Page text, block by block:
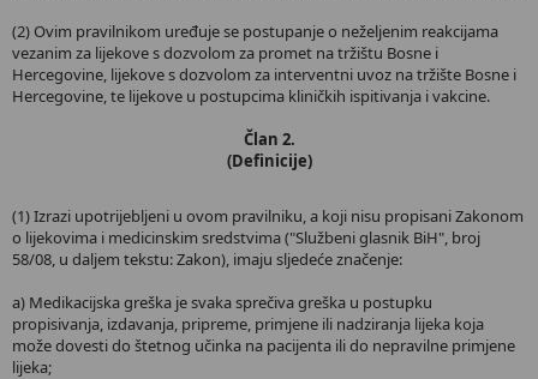
(2) Ovim pravilnikom uređuje se postupanje o neželjenim reakcijama
vezanim za lijekove s dozvolom za promet na tržištu Bosne i
Hercegovine, lijekove s dozvolom za interventni uvoz na tržište Bosne i
Hercegovine, te lijekove u postupcima kliničkih ispitivanja i vakcine.
Član 2.
(Definicije)
(1) Izrazi upotrijebljeni u ovom pravilniku, a koji nisu propisani Zakonom
o lijekovima i medicinskim sredstvima ("Službeni glasnik BiH", broj
58/08, u daljem tekstu: Zakon), imaju sljedeće značenje:
a) Medikacijska greška je svaka sprečiva greška u postupku
propisivanja, izdavanja, pripreme, primjene ili nadziranja lijeka koja
može dovesti do štetnog učinka na pacijenta ili do nepravilne primjene
lijeka;